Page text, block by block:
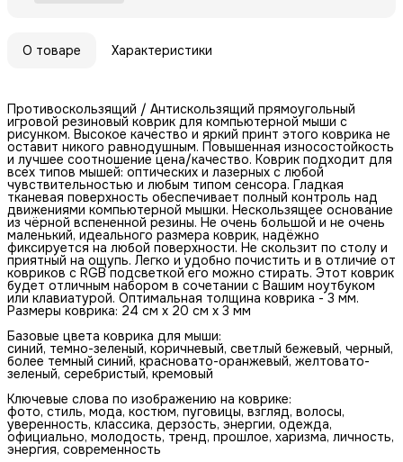
О товаре Характеристики
Противоскользящий / Антискользящий прямоугольный
игровой резиновый коврик для компьютерной мыши с
рисунком. Высокое качество и яркий принт этого коврика не
оставит никого равнодушным. Повышенная износостойкость
и лучшее соотношение цена/качество. Коврик подходит для
всех типов мышей: оптических и лазерных с любой
чувствительностью и любым типом сенсора. Гладкая
тканевая поверхность обеспечивает полный контроль над
движениями компьютерной мышки. Нескользящее основание
из чёрной вспененной резины. Не очень большой и не очень
маленький, идеального размера коврик, надёжно
фиксируется на любой поверхности. Не скользит по столу и
приятный на ощупь. Легко и удобно почистить и в отличие от
ковриков с RGB подсветкой его можно стирать. Этот коврик
будет отличным набором в сочетании с Вашим ноутбуком
или клавиатурой. Оптимальная толщина коврика - 3 мм.
Размеры коврика: 24 см x 20 см x 3 мм
Базовые цвета коврика для мыши:
синий, темно-зеленый, коричневый, светлый бежевый, черный,
более темный синий, красновато-оранжевый, желтовато-
зеленый, серебристый, кремовый
Ключевые слова по изображению на коврике:
фото, стиль, мода, костюм, пуговицы, взгляд, волосы,
уверенность, классика, дерзость, энергии, одежда,
официально, молодость, тренд, прошлое, харизма, личность,
энергия, современность